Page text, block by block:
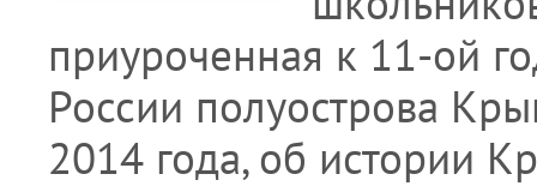
приуроченная к 11-ой
России полуострова
2014 года, об истории